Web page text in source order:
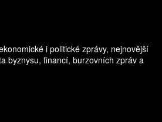
i politické zprávy, nejnovější
byznysu, financí, burzovních zpráv a